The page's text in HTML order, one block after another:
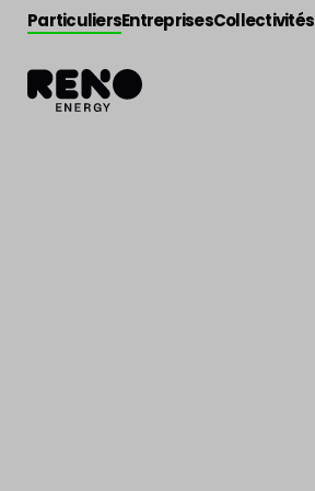
ParticuliersEntreprisesCollectivités